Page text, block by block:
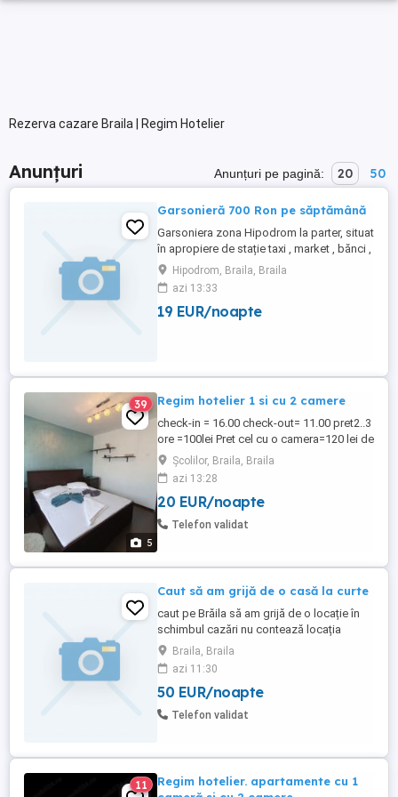
Rezerva cazare Braila | Regim Hotelier
Anunțuri Anunțuri pe pagină: 20 50
Garsonieră 700 Ron pe săptămână
Garsoniera zona Hipodrom la parter, situat
în apropiere de stație taxi , market , bănci ,
școală , grădinița, ca și dotări : centrala
termica , aer condiționat , WiFi , se oferă
bon fiscal , .... Am dreptul de ami selecta
clienți . Răspund la mesaje pe această
Hipodrom, Braila, Braila
azi 13:33
19 EUR/noapte
5
39 Regim hotelier 1 si cu 2 camere
check-in = 16.00 check-out= 11.00 pret2..3
ore =100lei Pret cel cu o camera=120 lei de
zi Pret cel cu 2 camere=200 lei zi 2
persoane 4 persoane =350lei de zi
închiriez în regim hotelier 2 apartamente
cu 1 camer si cu 2 camere sînt amplasate
în zone centrale si linistite cu suprafață
Școlilor, Braila, Braila
azi 13:28
20 EUR/noapte
Telefon validat
Caut să am grijă de o casă la curte
caut pe Brăila să am grijă de o locație în
schimbul cazări nu contează locația
priceput la toate. Sunt deschis pentru ori
ce fel de propunere din partea voastră
Braila, Braila
azi 11:30
50 EUR/noapte
Telefon validat
11
Regim hotelier. apartamente cu 1